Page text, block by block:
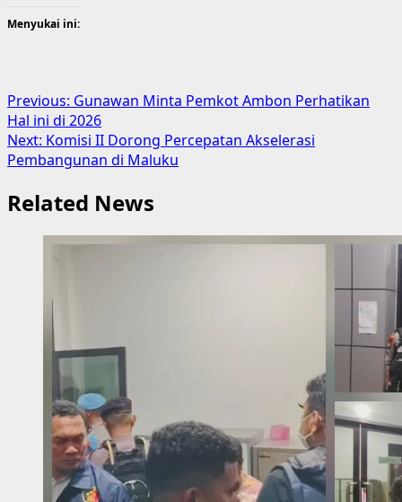
Menyukai ini:
Post
navigation
Previous: Gunawan Minta Pemkot Ambon Perhatikan
Hal ini di 2026
Next: Komisi II Dorong Percepatan Akselerasi
Pembangunan di Maluku
Related News